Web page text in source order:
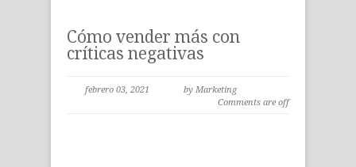
Cómo vender más con
críticas negativas
febrero 03, 2021
by Marketing
Comments are off